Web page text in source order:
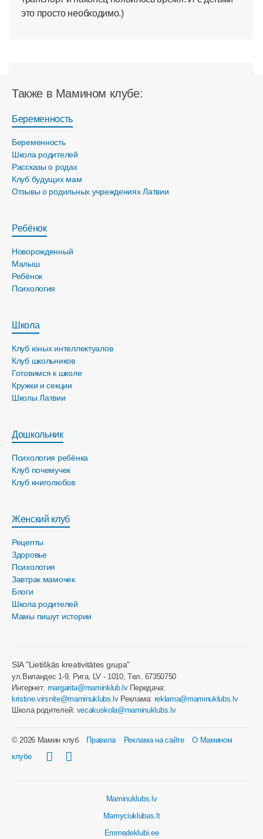
это просто необходимо.)
Также в Мамином клубе:
Беременность
Беременность
Школа родителей
Рассказы о родах
Клуб будущих мам
Отзывы о родильных учреждениях Латвии
Ребёнок
Новорожденный
Малыш
Ребёнок
Психология
Школа
Клуб юных интеллектуалов
Клуб школьников
Готовимся к школе
Кружки и секции
Школы Латвии
Дошкольник
Психология ребёнка
Клуб почемучек
Клуб книголюбов
Женский клуб
Рецепты
Здоровье
Психология
Завтрак мамочек
Блоги
Школа родителей
Мамы пишут истории
SIA "Lietišķās kreativitātes grupa"
ул.Виландес 1-9, Рига, LV - 1010, Tел. 67350750
Интернет: margarita@maminklub.lvПередача:
kristine.virsnite@maminuklubs.lvРеклама: reklama@maminuklubs.lv
Школа родителей: vecakuskola@maminuklubs.lv
© 2026 Мамин клуб Правила Реклама на сайте
О Мамином
клубе
Maminuklubs.lv
Mamyciuklubas.lt
Emmedeklubi.ee